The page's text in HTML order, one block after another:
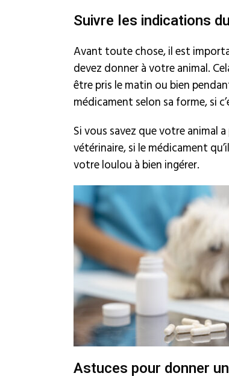
Suivre les indications
Avant toute chose, il est
devez donner à votre animal.
être pris le matin ou bien
médicament selon sa forme, si
Si vous savez que votre animal
vétérinaire, si le médicament
votre loulou à bien ingérer.
Astuces pour donner